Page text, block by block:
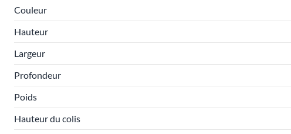
Couleur
Hauteur
Largeur
Profondeur
Poids
Hauteur du colis